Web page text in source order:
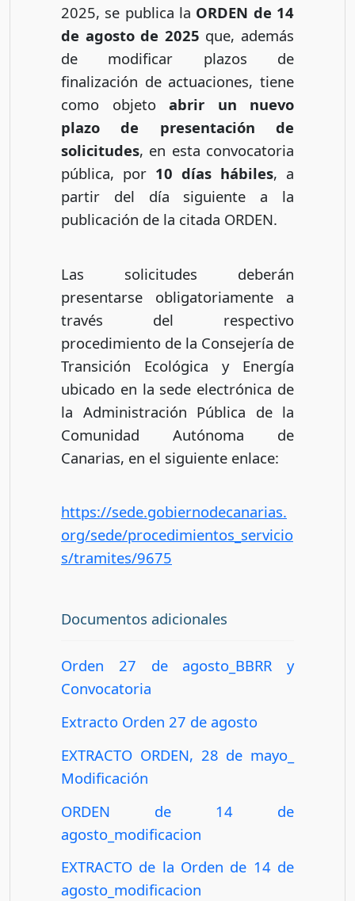
2025, se publica la ORDEN de 14
de agosto de 2025 que, además
de modificar plazos de
finalización de actuaciones, tiene
como objeto abrir un nuevo
plazo de presentación de
solicitudes, en esta convocatoria
pública, por 10 días hábiles, a
partir del día siguiente a la
publicación de la citada ORDEN.
Las solicitudes deberán
presentarse obligatoriamente a
través del respectivo
procedimiento de la Consejería de
Transición Ecológica y Energía
ubicado en la sede electrónica de
la Administración Pública de la
Comunidad Autónoma de
Canarias, en el siguiente enlace:
https://sede.gobiernodecanarias.
org/sede/procedimientos_servicio
s/tramites/9675
Documentos adicionales
Orden 27 de agosto_BBRR y
Convocatoria
Extracto Orden 27 de agosto
EXTRACTO ORDEN, 28 de mayo_
Modificación
ORDEN de 14 de
agosto_modificacion
EXTRACTO de la Orden de 14 de
agosto_modificacion